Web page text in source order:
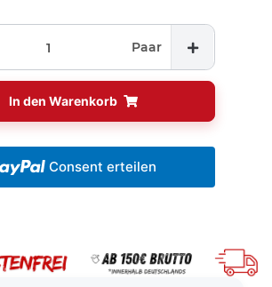
Paar
In den Warenkorb
Consent erteilen